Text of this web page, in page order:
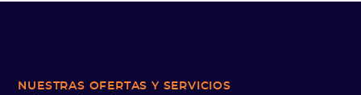
NUESTRAS OFERTAS Y SERVICIOS